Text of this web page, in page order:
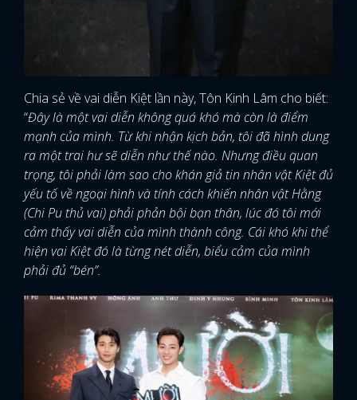
Chia sẻ về vai diễn Kiệt lần này, Tôn Kinh Lâm cho biết:
“Đây là một vai diễn không quá khó mà còn là điểm
mạnh của mình. Từ khi nhận kịch bản, tôi đã hình dung
ra một trai hư sẽ diễn như thế nào. Nhưng điều quan
trọng, tôi phải làm sao cho khán giả tin nhân vật Kiệt đủ
yếu tố về ngoại hình và tính cách khiến nhân vật Hằng
(Chi Pu thủ vai) phải phản bội bạn thân, lúc đó tôi mới
cảm thấy vai diễn của mình thành công. Cái khó khi thể
hiện vai Kiệt đó là từng nét diễn, biểu cảm của mình
phải đủ “bén”.